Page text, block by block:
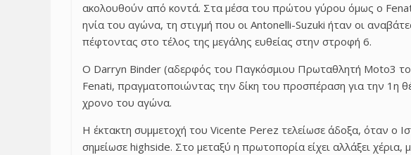
ακολουθούν από κοντά. Στα μέσα του πρώτου γύρου όμως ο
ηνία του αγώνα, τη στιγμή που οι Antonelli-Suzuki ήταν οι
πέφτοντας στο τέλος της μεγάλης ευθείας στην στροφή 6.
Ο Darryn Binder (αδερφός του Παγκόσμιου Πρωταθλητή Moto3
Fenati, πραγματοποιώντας την δίκη του προσπέραση για την 1η
χρονο του αγώνα.
Η έκτακτη συμμετοχή του Vicente Perez τελείωσε άδοξα, όταν ο
σημείωσε highside. Στο μεταξύ η πρωτοπορία είχει αλλάξει